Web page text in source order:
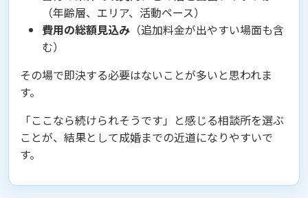
（年齢層、エリア、活動ペース）
費用の総額見込み （追加料金が出やすい場面も含
む）
その場で即決する必要はないことが多いと思われま
す。
「ここなら続けられそうです」と感じる相談所を選ぶ
ことが、結果として成婚までの近道になりやすいで
す。